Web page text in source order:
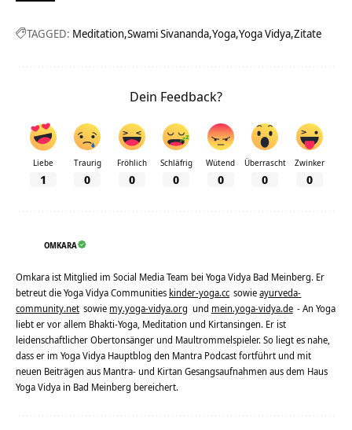
TAGGED: Meditation Swami Sivananda Yoga Yoga Vidya Zitate
Dein Feedback?
Liebe
1
Traurig
0
Fröhlich
0
Schläfrig
0
Wütend
0
Überrascht
0
Zwinker
0
OMKARA
Omkara ist Mitglied im Social Media Team bei Yoga Vidya Bad Meinberg. Er
betreut die Yoga Vidya Communities kinder-yoga.cc sowieayurveda-
community.net sowie my.yoga-vidya.org und mein.yoga-vidya.de - An Yoga
liebt er vor allem Bhakti-Yoga, Meditation und Kirtansingen. Er ist
leidenschaftlicher Obertonsänger und Maultrommelspieler. So liegt es nahe,
dass er im Yoga Vidya Hauptblog den Mantra Podcast fortführt und mit
neuen Beiträgen aus Mantra- und Kirtan Gesangsaufnahmen aus dem Haus
Yoga Vidya in Bad Meinberg bereichert.